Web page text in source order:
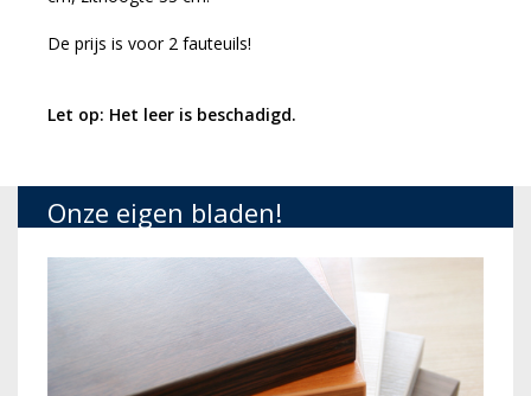
De prijs is voor 2 fauteuils!
Let op: Het leer is beschadigd.
Onze eigen bladen!